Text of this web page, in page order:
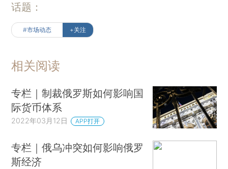
话题：
#市场动态 +关注
相关阅读
专栏｜制裁俄罗斯如何影响国
际货币体系
2022年03月12日 APP打开
专栏｜俄乌冲突如何影响俄罗
斯经济